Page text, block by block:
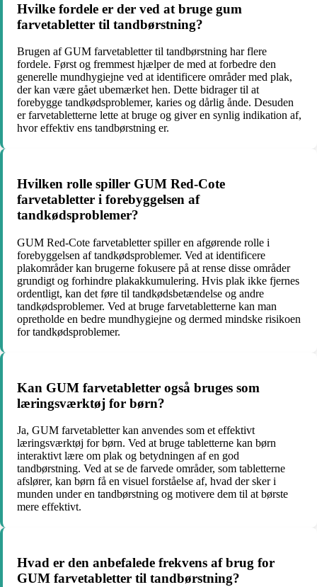
Hvilke fordele er der ved at bruge gum
farvetabletter til tandbørstning?
Brugen af ​​GUM farvetabletter til tandbørstning har flere
fordele. Først og fremmest hjælper de med at forbedre den
generelle mundhygiejne ved at identificere områder med plak,
der kan være gået ubemærket hen. Dette bidrager til at
forebygge tandkødsproblemer, karies og dårlig ånde. Desuden
er farvetabletterne lette at bruge og giver en synlig indikation af,
hvor effektiv ens tandbørstning er.
Hvilken rolle spiller GUM Red-Cote
farvetabletter i forebyggelsen af ​​
tandkødsproblemer?
GUM Red-Cote farvetabletter spiller en afgørende rolle i
forebyggelsen af ​​tandkødsproblemer. Ved at identificere
plakområder kan brugerne fokusere på at rense disse områder
grundigt og forhindre plakakkumulering. Hvis plak ikke fjernes
ordentligt, kan det føre til tandkødsbetændelse og andre
tandkødsproblemer. Ved at bruge farvetabletterne kan man
opretholde en bedre mundhygiejne og dermed mindske risikoen
for tandkødsproblemer.
Kan GUM farvetabletter også bruges som
læringsværktøj for børn?
Ja, GUM farvetabletter kan anvendes som et effektivt
læringsværktøj for børn. Ved at bruge tabletterne kan børn
interaktivt lære om plak og betydningen af ​​en god
tandbørstning. Ved at se de farvede områder, som tabletterne
afslører, kan børn få en visuel forståelse af, hvad der sker i
munden under en tandbørstning og motivere dem til at børste
mere effektivt.
Hvad er den anbefalede frekvens af brug for
GUM farvetabletter til tandbørstning?